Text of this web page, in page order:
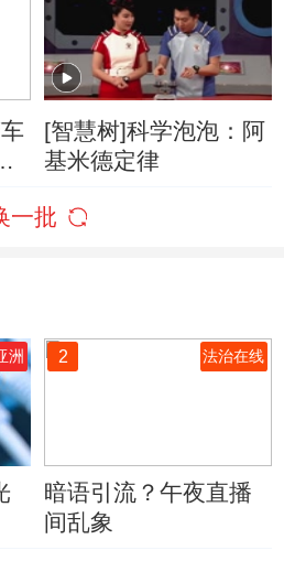
[智慧树]科学泡泡：阿
基米德定律
一批
洲 2 法治在线
暗语引流？午夜直播
间乱象